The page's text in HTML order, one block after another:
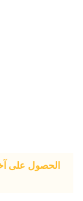
الحصول على